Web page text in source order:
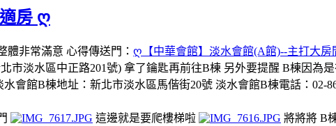
房 ღ
非常滿意 心得傳送門： ღ【中華會館】淡水會館(A館)--主打大
淡水區中正路201號) 拿了鑰匙再前往B棟 另外要提醒 B棟因為
會館B棟地址：新北市淡水區馬偕街20號 淡水會館B棟電話：02-
這邊就是要爬樓梯啦 將將將 B